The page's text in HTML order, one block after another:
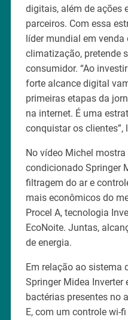
digitais, além de ações
parceiros. Com essa
líder mundial em venda
climatização, pretende
consumidor. “Ao
forte alcance digital
primeiras etapas da
na internet. É uma
conquistar os clientes”,
No vídeo Michel
condicionado Springer
filtragem do ar e
mais econômicos do
Procel A, tecnologia
EcoNoite. Juntas,
de energia.
Em relação ao sistema
Springer Midea Inverter
bactérias presentes no
E, com um controle wi-